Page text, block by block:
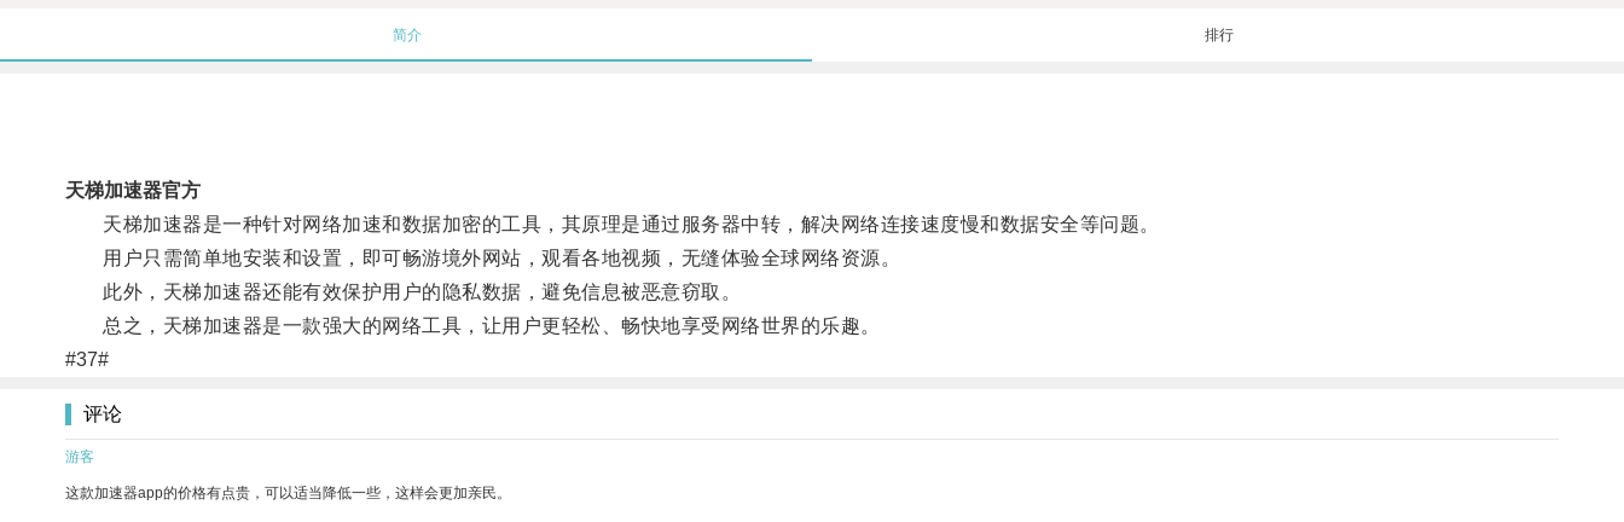
简介 排行
天梯加速器官方
天梯加速器是一种针对网络加速和数据加密的工具，其原理是通过服务器中转，解决网络连接速度慢和数据安全等问题。
用户只需简单地安装和设置，即可畅游境外网站，观看各地视频，无缝体验全球网络资源。
此外，天梯加速器还能有效保护用户的隐私数据，避免信息被恶意窃取。
总之，天梯加速器是一款强大的网络工具，让用户更轻松、畅快地享受网络世界的乐趣。
#37#
评论
游客
这款加速器app的价格有点贵，可以适当降低一些，这样会更加亲民。